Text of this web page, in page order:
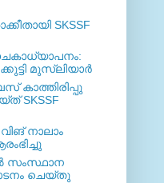
SKSSF
മുസ്ലിയാർ
കാത്തിരിപ്പു
SKSSF
വിങ് നാലാം
സംസ്ഥാന
ചെയ്തു